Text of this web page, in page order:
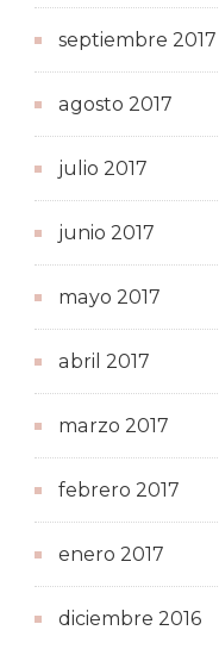
septiembre 2017
agosto 2017
julio 2017
junio 2017
mayo 2017
abril 2017
marzo 2017
febrero 2017
enero 2017
diciembre 2016